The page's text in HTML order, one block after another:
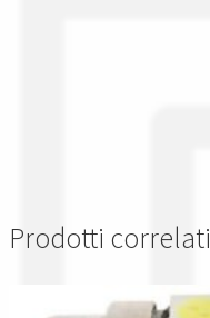
Prodotti correlati